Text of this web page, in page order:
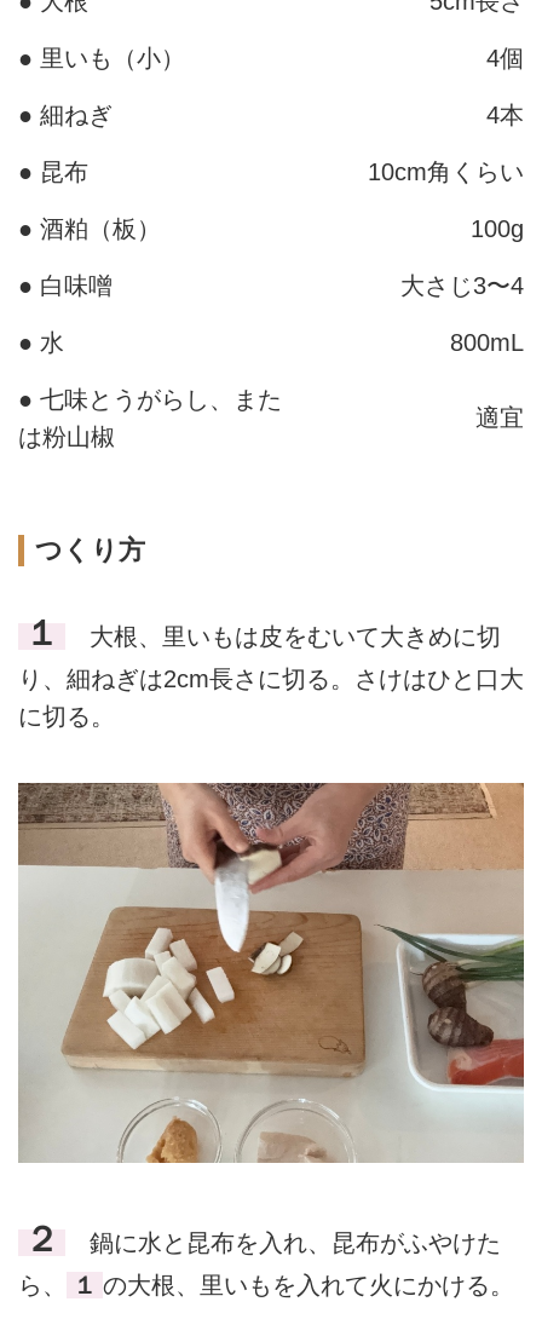
● 里いも（小） 4個
● 細ねぎ 4本
● 昆布 10cm角くらい
● 酒粕（板） 100g
● 白味噌 大さじ3〜4
● 水 800mL
● 七味とうがらし、また
は粉山椒
適宜
つくり方
１
大根、里いもは皮をむいて大きめに切
り、細ねぎは2cm長さに切る。さけはひと口大
に切る。
２
鍋に水と昆布を入れ、昆布がふやけた
ら、
１ の大根、里いもを入れて火にかける。